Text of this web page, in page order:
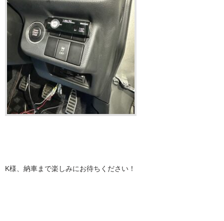
K様、納車まで楽しみにお待ちください！